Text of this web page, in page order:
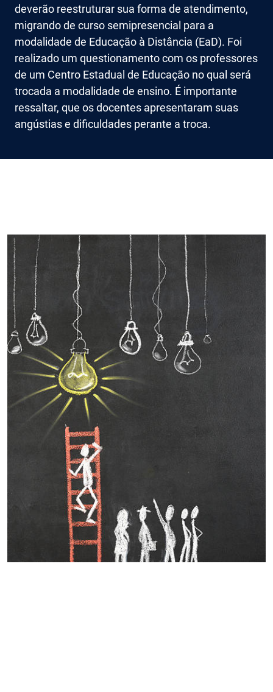
deverão reestruturar sua forma de atendimento,
migrando de curso semipresencial para a
modalidade de Educação à Distância (EaD). Foi
realizado um questionamento com os professores
de um Centro Estadual de Educação no qual será
trocada a modalidade de ensino. É importante
ressaltar, que os docentes apresentaram suas
angústias e dificuldades perante a troca.
Imagem de capa